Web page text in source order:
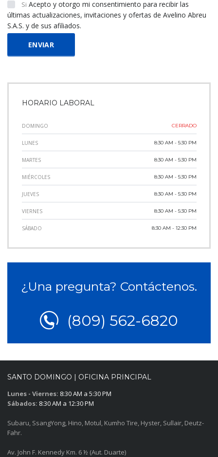
Si Acepto y otorgo mi consentimiento para recibir las
últimas actualizaciones, invitaciones y ofertas de Avelino Abreu
S.A.S. y de sus afiliados.
HORARIO LABORAL
DOMINGO CERRADO
LUNES 8:30 AM - 5:30 PM
MARTES 8:30 AM - 5:30 PM
MIÉRCOLES 8:30 AM - 5:30 PM
JUEVES 8:30 AM - 5:30 PM
VIERNES 8:30 AM - 5:30 PM
SÁBADO 8:30 AM - 12:30 PM
¿Una pregunta? Contáctenos.
(809) 562-6820
SANTO DOMINGO | OFICINA PRINCIPAL
Lunes - Viernes: 8:30 AM a 5:30 PM
Sábados: 8:30 AM a 12:30 PM
Subaru, SsangYong, Hino, Motul, Kumho Tire, Hyster, Sullair, Deutz-
Fahr.
Av. John F. Kennedy Km. 6 ½ (Aut. Duarte)